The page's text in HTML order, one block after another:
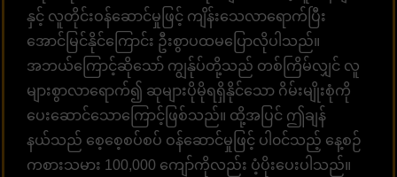
နှင့် လူတိုင်းဝန်ဆောင်မှုဖြင့် ကျိန်းသေလာရောက်ပြီး
အောင်မြင်နိုင်ကြောင်း ဦးစွာပထမပြောလိုပါသည်။
အဘယ်ကြောင့်ဆိုသော် ကျွန်ုပ်တို့သည် တစ်ကြိမ်လျှင် လူ
များစွာလာရောက်၍ ဆုများပိုမိုရရှိနိုင်သော ဂိမ်းမျိုးစုံကို
ပေးဆောင်သောကြောင့်ဖြစ်သည်။ ထို့အပြင် ဤချန်
နယ်သည် စေ့စေ့စပ်စပ် ဝန်ဆောင်မှုဖြင့် ပါ၀င်သည့် နေ့စဉ်
ကစားသမား 100,000 ကျော်ကိုလည်း ပံ့ပိုးပေးပါသည်။